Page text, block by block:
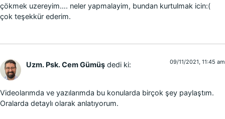
çökmek uzereyim…. neler yapmalayim, bundan kurtulmak icin:(
çok teşekkür ederim.
Uzm. Psk. Cem Gümüş dedi ki: 09/11/2021, 11:45 am
Videolarımda ve yazılarımda bu konularda birçok şey paylaştım.
Oralarda detaylı olarak anlatıyorum.